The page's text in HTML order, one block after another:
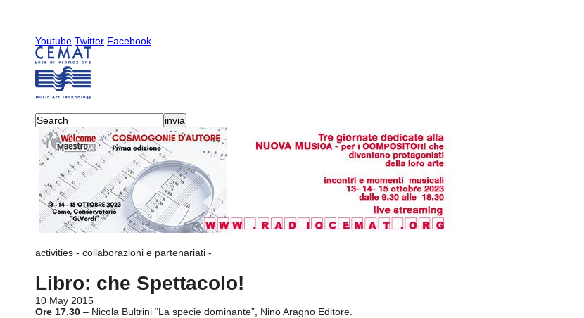
Youtube Twitter Facebook
activities - collaborazioni e partenariati -
Libro: che Spettacolo!
10 May 2015
Ore 17.30 – Nicola Bultrini “La specie dominante”, Nino Aragno Editore.